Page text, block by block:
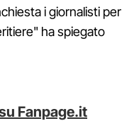
i giornalisti per
ha spiegato
Fanpage.it